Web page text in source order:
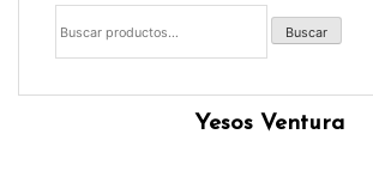
Buscar
por:
Buscar
Yesos Ventura